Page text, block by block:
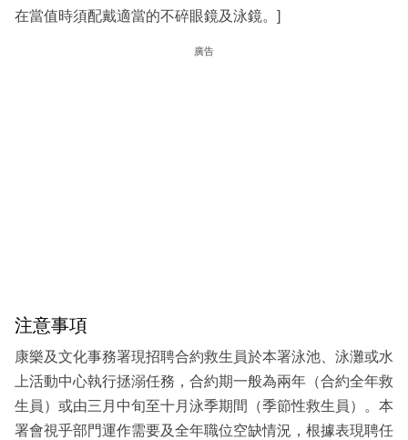
在當值時須配戴適當的不碎眼鏡及泳鏡。]
廣告
注意事項
康樂及文化事務署現招聘合約救生員於本署泳池、泳灘或水
上活動中心執行拯溺任務，合約期一般為兩年（合約全年救
生員）或由三月中旬至十月泳季期間（季節性救生員）。本
署會視乎部門運作需要及全年職位空缺情況，根據表現聘任